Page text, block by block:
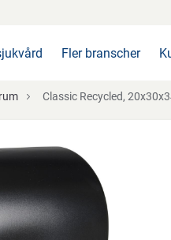
Fler branscher
Classic Recycled, 20x30x34cm, Ø35cm, svart,